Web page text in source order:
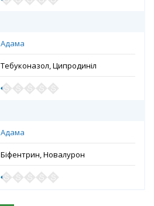
Адама
Тебуконазол, Ципродиніл
Адама
Біфентрин, Новалурон